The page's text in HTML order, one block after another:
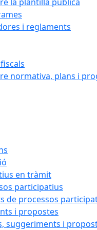
i reglaments
normativa, plans i
en tràmit
participatius
de processos
i propostes
suggeriments i